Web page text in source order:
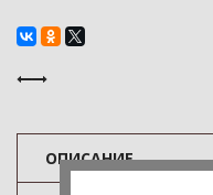
ОПИСАНИЕ